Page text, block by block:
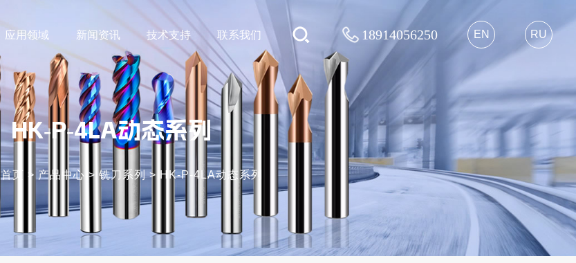
应用领域 新闻资讯 技术支持 联系我们 18914056250 EN RU
HK-P-4LA动态系列
首页 > 产品中心 >铣刀系列 > HK-P-4LA动态系列